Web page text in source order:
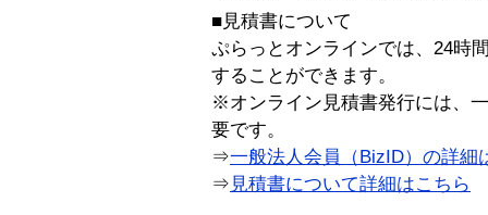
■見積書について
ぷらっとオンラインでは、24時
することができます。
※オンライン見積書発行には、
要です。
⇒一般法人会員（BizID）の詳細
⇒ 見積書について詳細はこちら